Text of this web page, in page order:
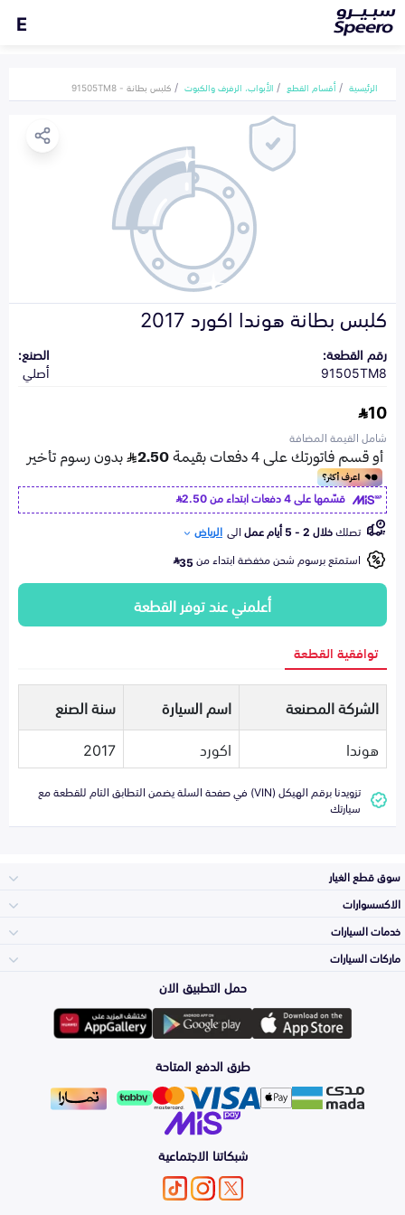
E
الرئيسية أقسام القطع الأبواب، الرفرف والكبوت كلبس بطانة - 91505TM8
كلبس بطانة هوندا اكورد 2017
رقم القطعة:
91505TM8
الصنع:
أصلي
10
شامل القيمة المضافة
قسّمها على 4 دفعات ابتداء من
2.50
تصلكخلال 2 - 5 أيام عمل الى الرياض
استمتع برسوم شحن مخفضة ابتداء من35
أعلمني عند توفر القطعة
توافقية القطعة
الشركة المصنعة اسم السيارة
سنة الصنع
هوندا
اكورد 2017
تزويدنا برقم الهيكل (VIN) في صفحة السلة يضمن التطابق التام للقطعة مع
سيارتك
سوق قطع الغيار
المكائن، القيرات
وملحقاتها
الشمعات
والاصطبات (الاضاءة)
الفرامل والأقمشة
الاكسسوارات
لوازم الرحلات
اكسسوارات العناية
الزيوت و السوائل
خدمات السيارات
الأكثر مبيعاً
التلميع والعناية
اصلاح الطلاء
ماركات السيارات
تويوتا
هيونداي
كيا
حمل التطبيق الان
طرق الدفع المتاحة
شبكاتنا الاجتماعية